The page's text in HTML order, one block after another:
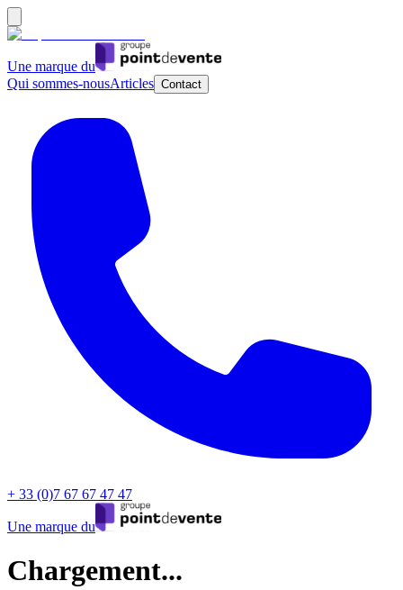
Une marque du
Qui sommes-nousArticles Contact
+ 33 (0)7 67 67 47 47
Une marque du
Chargement...